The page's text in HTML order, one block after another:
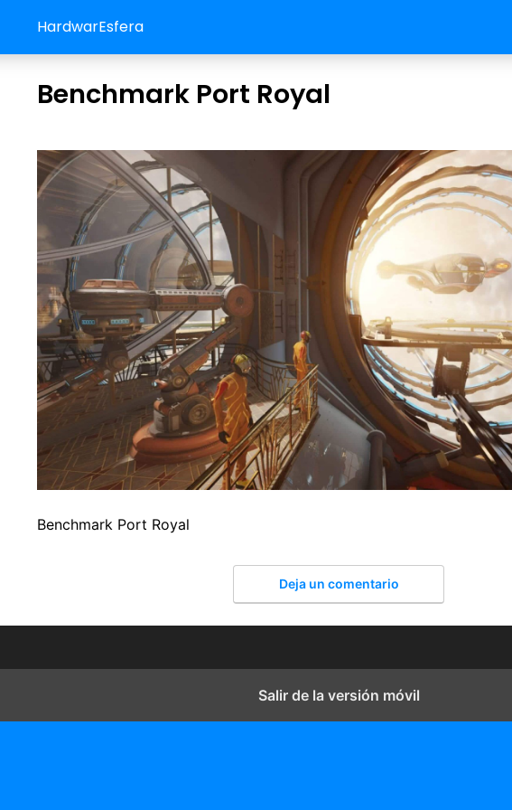
HardwarEsfera
Benchmark Port Royal
Benchmark Port Royal
Deja un comentario
Salir de la versión móvil